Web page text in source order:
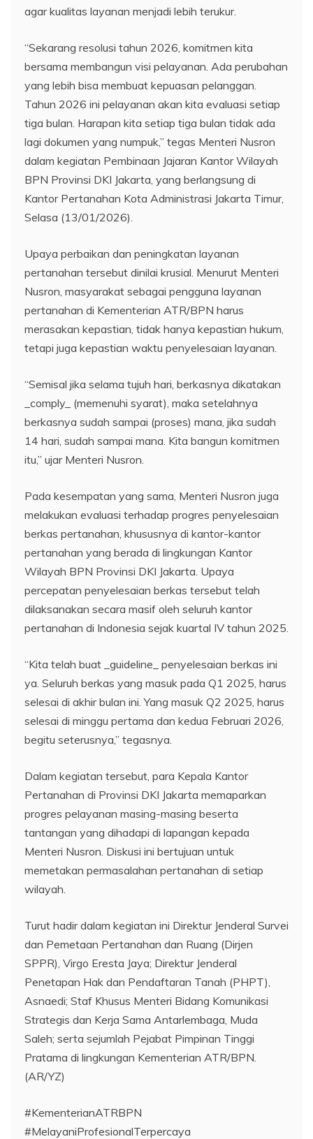
agar kualitas layanan menjadi lebih terukur.
“Sekarang resolusi tahun 2026, komitmen kita
bersama membangun visi pelayanan. Ada perubahan
yang lebih bisa membuat kepuasan pelanggan.
Tahun 2026 ini pelayanan akan kita evaluasi setiap
tiga bulan. Harapan kita setiap tiga bulan tidak ada
lagi dokumen yang numpuk,” tegas Menteri Nusron
dalam kegiatan Pembinaan Jajaran Kantor Wilayah
BPN Provinsi DKI Jakarta, yang berlangsung di
Kantor Pertanahan Kota Administrasi Jakarta Timur,
Selasa (13/01/2026).
Upaya perbaikan dan peningkatan layanan
pertanahan tersebut dinilai krusial. Menurut Menteri
Nusron, masyarakat sebagai pengguna layanan
pertanahan di Kementerian ATR/BPN harus
merasakan kepastian, tidak hanya kepastian hukum,
tetapi juga kepastian waktu penyelesaian layanan.
“Semisal jika selama tujuh hari, berkasnya dikatakan
_comply_ (memenuhi syarat), maka setelahnya
berkasnya sudah sampai (proses) mana, jika sudah
14 hari, sudah sampai mana. Kita bangun komitmen
itu,” ujar Menteri Nusron.
Pada kesempatan yang sama, Menteri Nusron juga
melakukan evaluasi terhadap progres penyelesaian
berkas pertanahan, khususnya di kantor-kantor
pertanahan yang berada di lingkungan Kantor
Wilayah BPN Provinsi DKI Jakarta. Upaya
percepatan penyelesaian berkas tersebut telah
dilaksanakan secara masif oleh seluruh kantor
pertanahan di Indonesia sejak kuartal IV tahun 2025.
“Kita telah buat _guideline_ penyelesaian berkas ini
ya. Seluruh berkas yang masuk pada Q1 2025, harus
selesai di akhir bulan ini. Yang masuk Q2 2025, harus
selesai di minggu pertama dan kedua Februari 2026,
begitu seterusnya,” tegasnya.
Dalam kegiatan tersebut, para Kepala Kantor
Pertanahan di Provinsi DKI Jakarta memaparkan
progres pelayanan masing-masing beserta
tantangan yang dihadapi di lapangan kepada
Menteri Nusron. Diskusi ini bertujuan untuk
memetakan permasalahan pertanahan di setiap
wilayah.
Turut hadir dalam kegiatan ini Direktur Jenderal Survei
dan Pemetaan Pertanahan dan Ruang (Dirjen
SPPR), Virgo Eresta Jaya; Direktur Jenderal
Penetapan Hak dan Pendaftaran Tanah (PHPT),
Asnaedi; Staf Khusus Menteri Bidang Komunikasi
Strategis dan Kerja Sama Antarlembaga, Muda
Saleh; serta sejumlah Pejabat Pimpinan Tinggi
Pratama di lingkungan Kementerian ATR/BPN.
(AR/YZ)
#KementerianATRBPN
#MelayaniProfesionalTerpercaya